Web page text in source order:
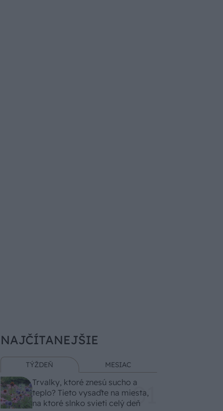
NAJČÍTANEJŠIE
TÝŽDEŇ MESIAC
Trvalky, ktoré znesú sucho a
teplo? Tieto vysaďte na miesta,
na ktoré slnko svieti celý deň